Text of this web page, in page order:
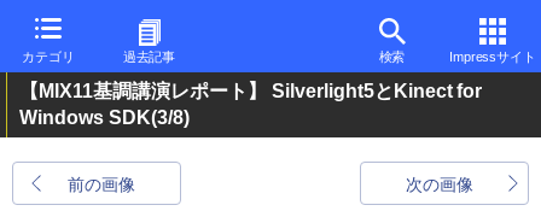
カテゴリ 過去記事 検索 Impressサイト
【MIX11基調講演レポート】 Silverlight5とKinect for
Windows SDK(3/8)
前の画像 次の画像